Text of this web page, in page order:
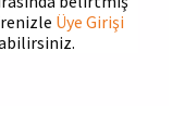
Üye Girişi